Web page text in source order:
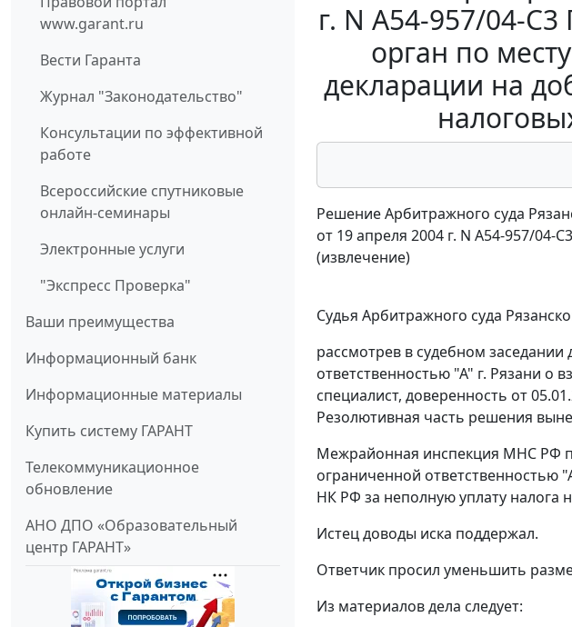
www.garant.ru
Вести Гаранта
Журнал "Законодательство"
Консультации по эффективной
работе
Всероссийские спутниковые
онлайн-семинары
Электронные услуги
"Экспресс Проверка"
Ваши преимущества
Информационный банк
Информационные материалы
Купить систему ГАРАНТ
Телекоммуникационное
обновление
АНО ДПО «Образовательный
центр ГАРАНТ»
г. N А54-957/04-
орган по
декларации на
Решение Арбитражного суда
от 19 апреля 2004 г. N А54-957/04-С3
(извлечение)
Судья Арбитражного суда
рассмотрев в судебном
ответственностью "А" г. Рязани о
специалист, доверенность от
Резолютивная часть решения
Межрайонная инспекция МНС РФ
ограниченной ответственностью
НК РФ за неполную уплату налога
Истец доводы иска поддержал.
Ответчик просил уменьшить
Из материалов дела следует: